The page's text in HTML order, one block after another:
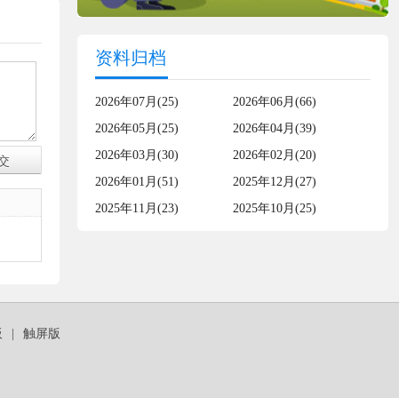
资料归档
2026年07月(25)
2026年06月(66)
2026年05月(25)
2026年04月(39)
2026年03月(30)
2026年02月(20)
2026年01月(51)
2025年12月(27)
2025年11月(23)
2025年10月(25)
触屏版